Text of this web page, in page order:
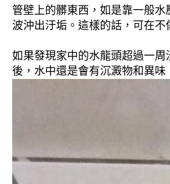
管壁上的髒東西，如是靠一般
波沖出汙垢。這樣的話，可在不
如果發現家中的水龍頭超過一
後，水中還是會有沉澱物和異味